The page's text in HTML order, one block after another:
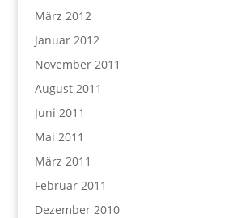
März 2012
Januar 2012
November 2011
August 2011
Juni 2011
Mai 2011
März 2011
Februar 2011
Dezember 2010